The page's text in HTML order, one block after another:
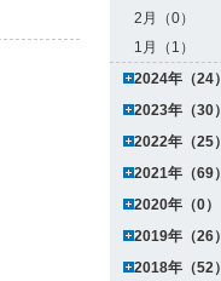
2月（0）
1月（1）
2024年（24）
2023年（30）
2022年（25）
2021年（69）
2020年（0）
2019年（26）
2018年（52）